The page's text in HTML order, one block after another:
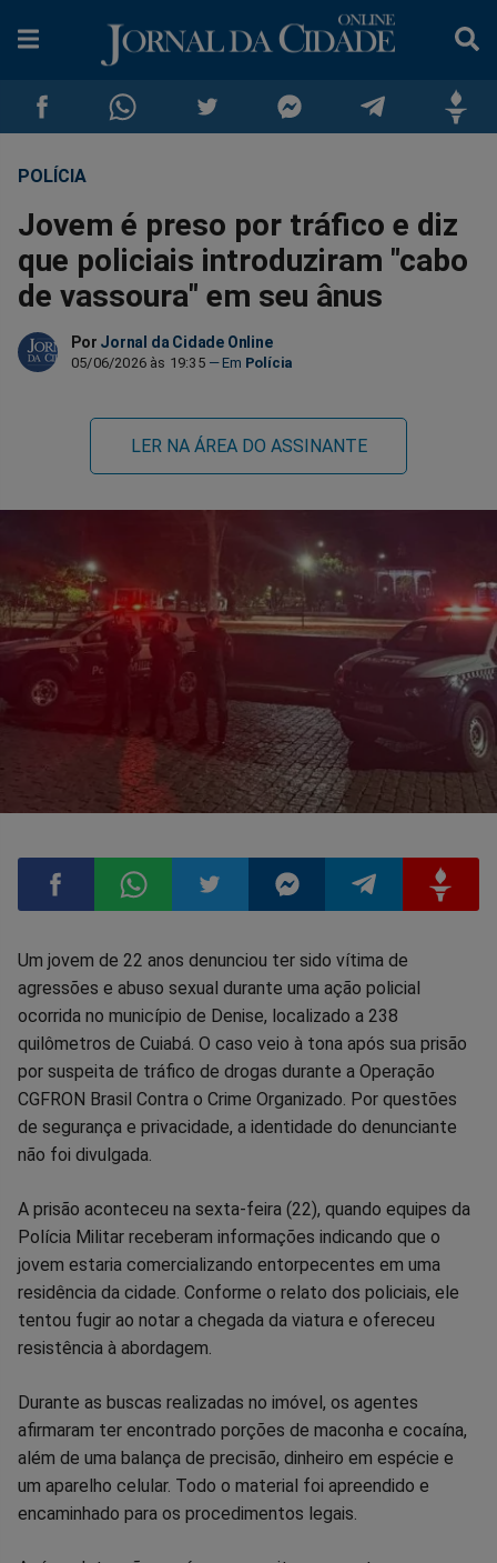
Compartilhar
no
Facebook
Compartilhar
no
Whatsapp
no
Twitter
no
Messenger
no
Telegram
no
POLÍCIA
Jovem é preso por tráfico e diz
que policiais introduziram "cabo
de vassoura" em seu ânus
Por Jornal da Cidade Online
05/06/2026 às 19:35 Polícia
LER NA ÁREA DO ASSINANTE
Compartilhar
no
Facebook
Compartilhar
no
Whatsapp
Compartilhar
no
Twitter
Compartilhar
no
Messenger
Compartilhar
no
TelegramGettr
Um jovem de 22 anos denunciou ter sido vítima de
agressões e abuso sexual durante uma ação policial
ocorrida no município de Denise, localizado a 238
quilômetros de Cuiabá. O caso veio à tona após sua prisão
por suspeita de tráfico de drogas durante a Operação
CGFRON Brasil Contra o Crime Organizado. Por questões
de segurança e privacidade, a identidade do denunciante
não foi divulgada.
A prisão aconteceu na sexta-feira (22), quando equipes da
Polícia Militar receberam informações indicando que o
jovem estaria comercializando entorpecentes em uma
residência da cidade. Conforme o relato dos policiais, ele
tentou fugir ao notar a chegada da viatura e ofereceu
resistência à abordagem.
Durante as buscas realizadas no imóvel, os agentes
afirmaram ter encontrado porções de maconha e cocaína,
além de uma balança de precisão, dinheiro em espécie e
um aparelho celular. Todo o material foi apreendido e
encaminhado para os procedimentos legais.